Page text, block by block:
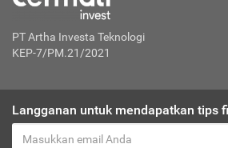
PT Artha Investa Teknologi
KEP-7/PM.21/2021
Langganan untuk mendapatkan tips